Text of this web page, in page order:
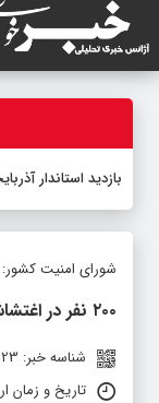
بازدید استاندار
شورای امنیت کشور:
۲۰۰ نفر در اغتشاشات جان خود را از دست داده‌اند
شناسه خبر: 19123
تاریخ و زمان ارسال: 12 آذر